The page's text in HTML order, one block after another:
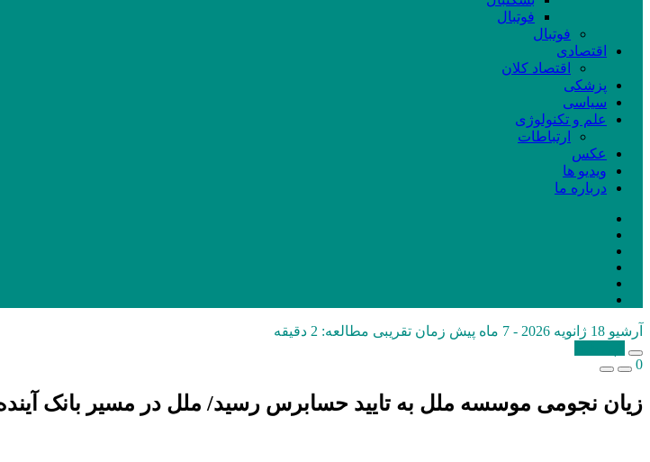
فوتبال
فوتبال
اقتصادی
اقتصاد کلان
پزشکی
سیاسی
علم و تکنولوژی
ارتباطات
عکس
ویدیو ها
درباره ما
آرشیو 18 ژانویه 2026 - 7 ماه پیش
زمان تقریبی مطالعه: 2 دقیقه
0
زیان نجومی موسسه ملل به تایید حسابرس رسید/ ملل در مسیر بانک